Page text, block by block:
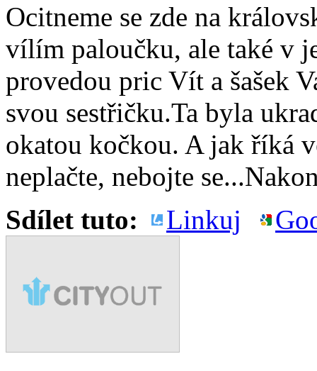
Ocitneme se zde na
vílím paloučku, ale také v
provedou pric Vít a šašek
svou sestřičku.Ta byla
okatou kočkou. A jak říká
neplačte, nebojte
Sdílet tuto:
Linkuj